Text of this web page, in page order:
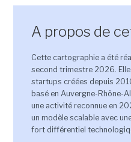
A propos de
Cette cartographie a été
second trimestre 2026.
startups créées depuis
basé en Auvergne-Rhône-
une activité reconnue en
un modèle scalable avec
fort différentiel